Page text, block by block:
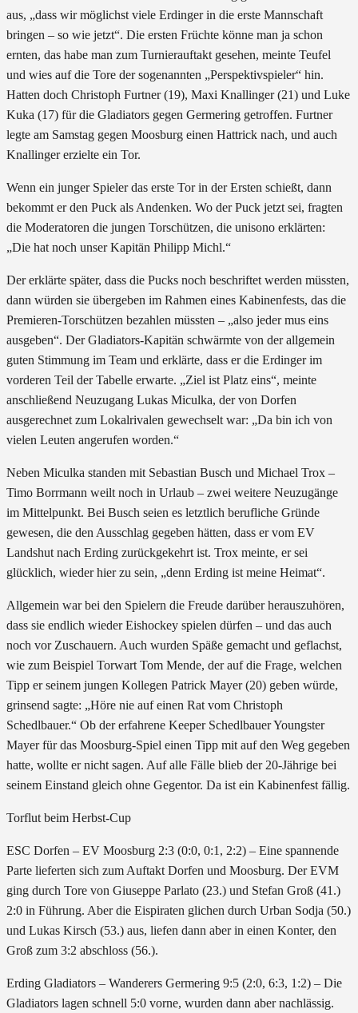
aus, „dass wir möglichst viele Erdinger in die erste Mannschaft
bringen – so wie jetzt“. Die ersten Früchte könne man ja schon
ernten, das habe man zum Turnierauftakt gesehen, meinte Teufel
und wies auf die Tore der sogenannten „Perspektivspieler“ hin.
Hatten doch Christoph Furtner (19), Maxi Knallinger (21) und Luke
Kuka (17) für die Gladiators gegen Germering getroffen. Furtner
legte am Samstag gegen Moosburg einen Hattrick nach, und auch
Knallinger erzielte ein Tor.
Wenn ein junger Spieler das erste Tor in der Ersten schießt, dann
bekommt er den Puck als Andenken. Wo der Puck jetzt sei, fragten
die Moderatoren die jungen Torschützen, die unisono erklärten:
„Die hat noch unser Kapitän Philipp Michl.“
Der erklärte später, dass die Pucks noch beschriftet werden müssten,
dann würden sie übergeben im Rahmen eines Kabinenfests, das die
Premieren-Torschützen bezahlen müssten – „also jeder mus eins
ausgeben“. Der Gladiators-Kapitän schwärmte von der allgemein
guten Stimmung im Team und erklärte, dass er die Erdinger im
vorderen Teil der Tabelle erwarte. „Ziel ist Platz eins“, meinte
anschließend Neuzugang Lukas Miculka, der von Dorfen
ausgerechnet zum Lokalrivalen gewechselt war: „Da bin ich von
vielen Leuten angerufen worden.“
Neben Miculka standen mit Sebastian Busch und Michael Trox –
Timo Borrmann weilt noch in Urlaub – zwei weitere Neuzugänge
im Mittelpunkt. Bei Busch seien es letztlich berufliche Gründe
gewesen, die den Ausschlag gegeben hätten, dass er vom EV
Landshut nach Erding zurückgekehrt ist. Trox meinte, er sei
glücklich, wieder hier zu sein, „denn Erding ist meine Heimat“.
Allgemein war bei den Spielern die Freude darüber herauszuhören,
dass sie endlich wieder Eishockey spielen dürfen – und das auch
noch vor Zuschauern. Auch wurden Späße gemacht und geflachst,
wie zum Beispiel Torwart Tom Mende, der auf die Frage, welchen
Tipp er seinem jungen Kollegen Patrick Mayer (20) geben würde,
grinsend sagte: „Höre nie auf einen Rat vom Christoph
Schedlbauer.“ Ob der erfahrene Keeper Schedlbauer Youngster
Mayer für das Moosburg-Spiel einen Tipp mit auf den Weg gegeben
hatte, wollte er nicht sagen. Auf alle Fälle blieb der 20-Jährige bei
seinem Einstand gleich ohne Gegentor. Da ist ein Kabinenfest fällig.
Torflut beim Herbst-Cup
ESC Dorfen – EV Moosburg 2:3 (0:0, 0:1, 2:2) – Eine spannende
Parte lieferten sich zum Auftakt Dorfen und Moosburg. Der EVM
ging durch Tore von Giuseppe Parlato (23.) und Stefan Groß (41.)
2:0 in Führung. Aber die Eispiraten glichen durch Urban Sodja (50.)
und Lukas Kirsch (53.) aus, liefen dann aber in einen Konter, den
Groß zum 3:2 abschloss (56.).
Erding Gladiators – Wanderers Germering 9:5 (2:0, 6:3, 1:2) – Die
Gladiators lagen schnell 5:0 vorne, wurden dann aber nachlässig.